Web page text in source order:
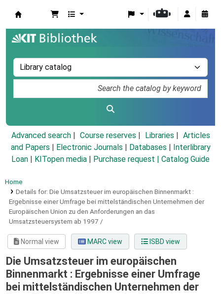
Advanced search Course reserves Libraries
Articles
and Papers
Electronic Journals Databases
Interlibrary
Loan
KITopen media Purchase request | Catalog Guide
Home
Details for: Die Umsatzsteuer im europäischen Binnenmarkt :
Ergebnisse einer Umfrage bei mittelständischen Unternehmen der
Europäischen Union zu den Anforderungen an das
Umsatzsteuersystem ab 1997 /
Normal view MARC view ISBD view
Die Umsatzsteuer im europäischen
Binnenmarkt : Ergebnisse einer Umfrage
bei mittelständischen Unternehmen der